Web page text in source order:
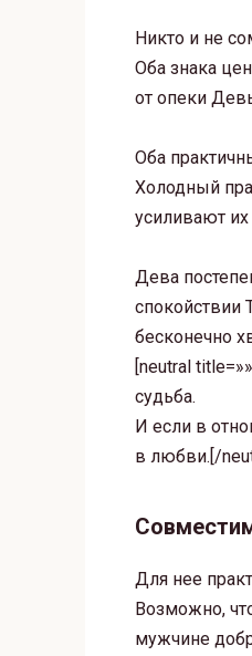
Никто и не
Оба знака
от опеки
Оба
Холодный
усиливают
Дева
спокойствии
бесконечно
[neutral
судьба.
И если в
в любви.[/
Для нее
Возможно,
мужчине